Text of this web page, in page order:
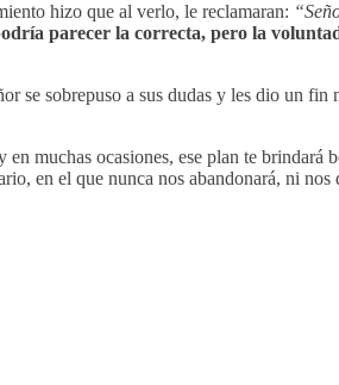
hizo que al verlo, le reclamaran:
parecer la correcta, pero la
se sobrepuso a sus dudas y les dio un fin
muchas ocasiones, ese plan te brindará
en el que nunca nos abandonará, ni nos